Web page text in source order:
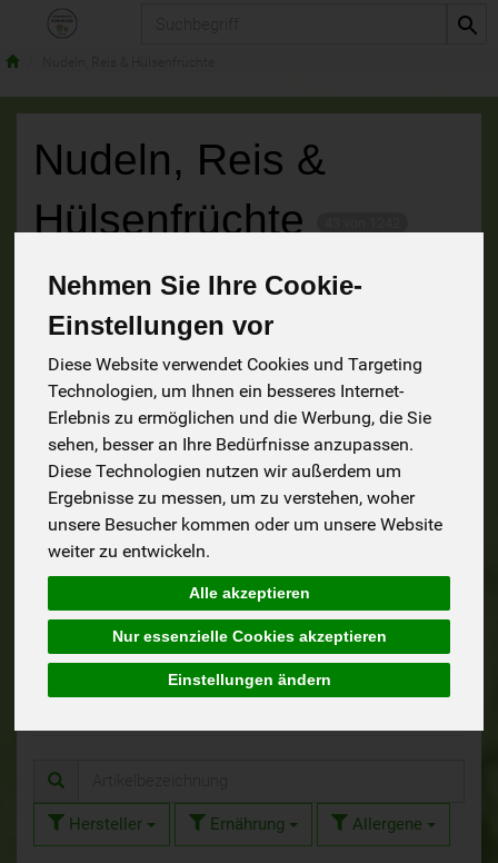
Nehmen Sie Ihre Cookie-
Einstellungen vor
Diese Website verwendet Cookies und Targeting
Technologien, um Ihnen ein besseres Internet-
Erlebnis zu ermöglichen und die Werbung, die Sie
sehen, besser an Ihre Bedürfnisse anzupassen.
Diese Technologien nutzen wir außerdem um
Ergebnisse zu messen, um zu verstehen, woher
unsere Besucher kommen oder um unsere Website
weiter zu entwickeln.
Alle akzeptieren
Nur essenzielle Cookies akzeptieren
Einstellungen ändern
Nudeln, Reis &
Hülsenfrüchte
9
Hülsenfrüchte Nudeln
Frischnudeln
Hersteller Ernährung Allergene